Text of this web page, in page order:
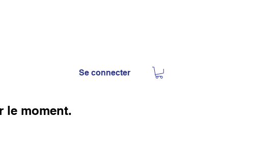
le moment.
Se connecter